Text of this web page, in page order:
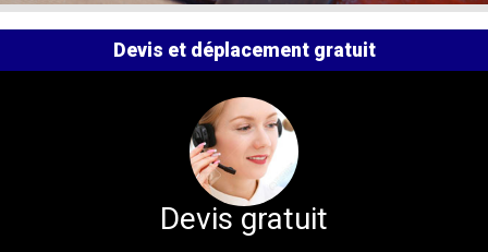
Devis et déplacement gratuit
Devis gratuit